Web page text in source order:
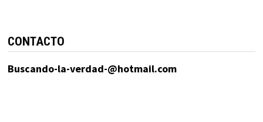
CONTACTO
Buscando-la-verdad-@hotmail.com